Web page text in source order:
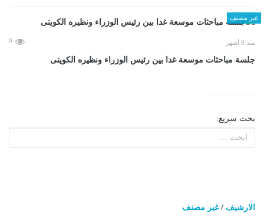
غير مصنف
منذ 9 أشهر 0
جلسة مباحثات موسعة غدا بين رئيس الوزراء ونظيره الكويتى
بحث سريع:
الارشيف /غير مصنف